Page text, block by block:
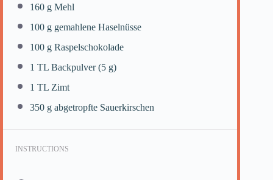
160 g Mehl
100 g gemahlene Haselnüsse
100 g Raspelschokolade
1 TL Backpulver (5 g)
1 TL Zimt
350 g abgetropfte Sauerkirschen
INSTRUCTIONS